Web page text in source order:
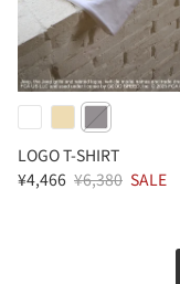
LOGO T-SHIRT
¥4,466 ¥6,380 SALE